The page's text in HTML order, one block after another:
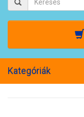
Kategóriák